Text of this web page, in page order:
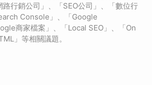
行銷公司」、「SEO公司」、「數位行
Console」、「Google
商家檔案」、「Local SEO」、「On
」等相關議題。